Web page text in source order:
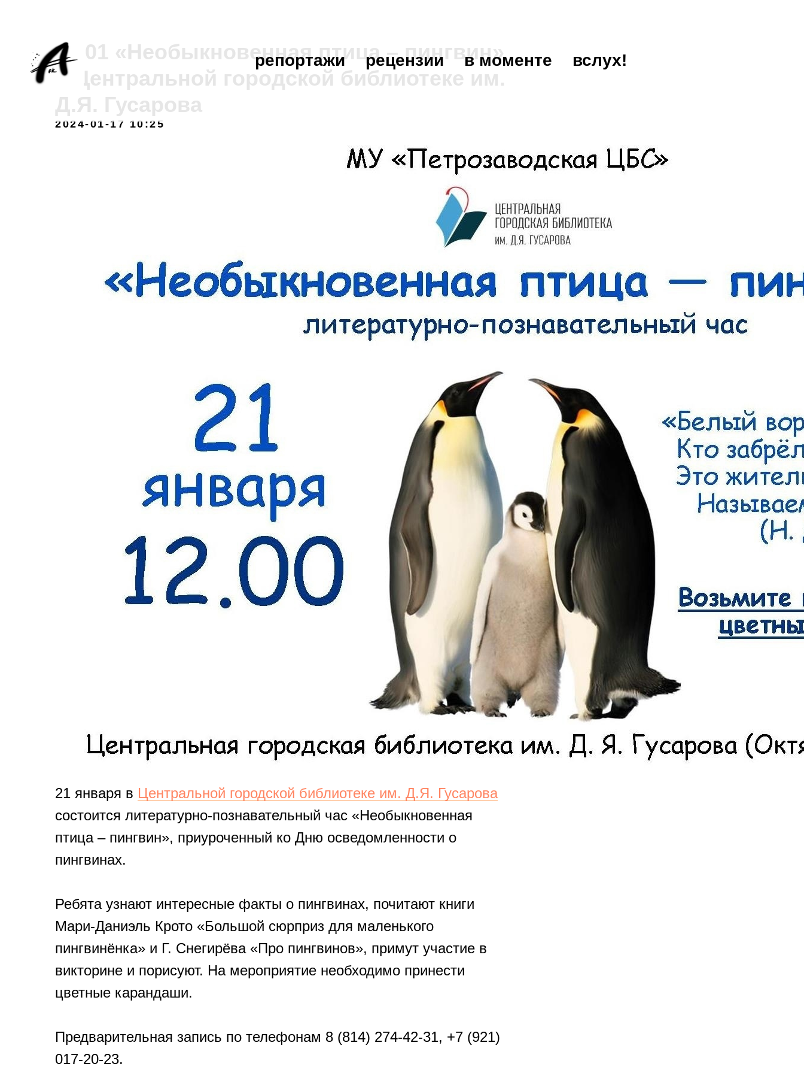
репортажи рецензии в моменте вслух!
21.01 «Необыкновенная птица – пингвин»
в Центральной городской библиотеке им.
Д.Я. Гусарова
2024-01-17 10:25
21 января в Центральной городской библиотеке им. Д.Я. Гусарова
состоится литературно-познавательный час «Необыкновенная
птица – пингвин», приуроченный ко Дню осведомленности о
пингвинах.
Ребята узнают интересные факты о пингвинах, почитают книги
Мари-Даниэль Крото «Большой сюрприз для маленького
пингвинёнка» и Г. Снегирёва «Про пингвинов», примут участие в
викторине и порисуют. На мероприятие необходимо принести
цветные карандаши.
Предварительная запись по телефонам 8 (814) 274-42-31, +7 (921)
017-20-23.